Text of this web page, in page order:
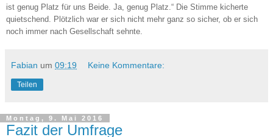
ist genug Platz für uns Beide. Ja, genug Platz.“ Die Stimme kicherte
quietschend. Plötzlich war er sich nicht mehr ganz so sicher, ob er sich
noch immer nach Gesellschaft sehnte.
Fabian um 09:19 Keine Kommentare:
Teilen
Montag, 9. Mai 2016
Fazit der Umfrage